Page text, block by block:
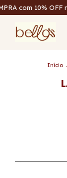
com 10% OFF na
Início .